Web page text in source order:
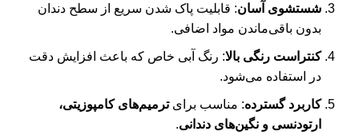
شستشوی آسان: قابلیت پاک شدن سریع از سطح دندان
بدون باقی‌ماندن مواد اضافی.
کنتراست رنگی بالا: رنگ آبی خاص که باعث افزایش دقت
در استفاده می‌شود.
کاربرد گسترده: مناسب برایترمیم‌های کامپوزیتی،
ارتودنسی و نگین‌های دندانی.